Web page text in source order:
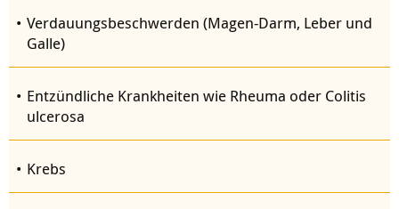
Verdauungsbeschwerden (Magen-Darm, Leber und
Galle)
Entzündliche Krankheiten wie Rheuma oder Colitis
ulcerosa
Krebs